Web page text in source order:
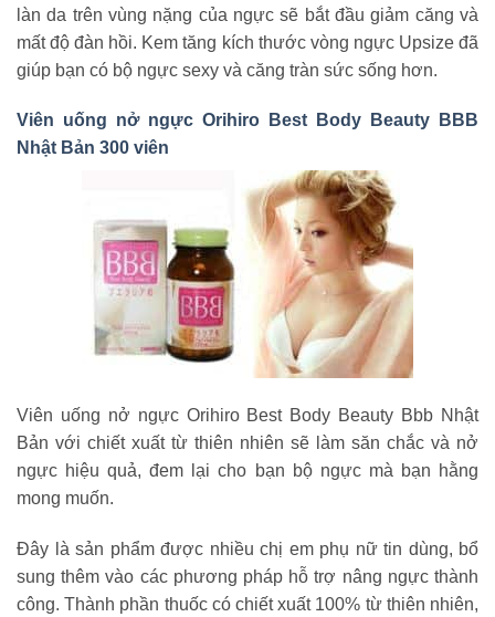
làn da trên vùng nặng của ngực sẽ bắt đầu giảm căng và
mất độ đàn hồi. Kem tăng kích thước vòng ngực Upsize đã
giúp bạn có bộ ngực sexy và căng tràn sức sống hơn.
Viên uống nở ngực Orihiro Best Body Beauty BBB
Nhật Bản 300 viên
Viên uống nở ngực Orihiro Best Body Beauty Bbb Nhật
Bản với chiết xuất từ thiên nhiên sẽ làm săn chắc và nở
ngực hiệu quả, đem lại cho bạn bộ ngực mà bạn hằng
mong muốn.
Đây là sản phẩm được nhiều chị em phụ nữ tin dùng, bổ
sung thêm vào các phương pháp hỗ trợ nâng ngực thành
công. Thành phần thuốc có chiết xuất 100% từ thiên nhiên,